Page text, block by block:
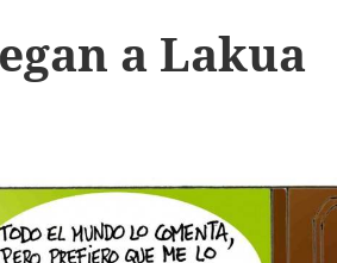
a Lakua